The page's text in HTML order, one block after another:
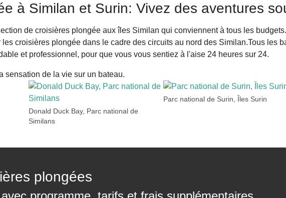
Donald Duck Bay, Parc national de
Similans
Parc national de Surin, Îles Surin
à Similan et Surin: Vivez des aventures
de croisières plongée aux îles Similan qui conviennent à tous les
croisières plongée dans le cadre des circuits au nord des Similan.Tous les
et professionnel, pour que vous vous sentiez à l'aise 24 heures sur 24.
sensation de la vie sur un bateau.
plongées